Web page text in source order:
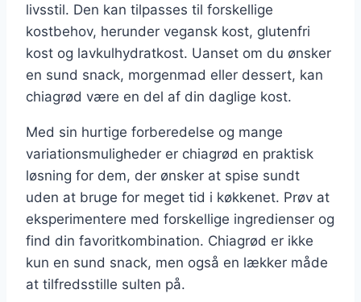
livsstil. Den kan tilpasses til forskellige
kostbehov, herunder vegansk kost, glutenfri
kost og lavkulhydratkost. Uanset om du ønsker
en sund snack, morgenmad eller dessert, kan
chiagrød være en del af din daglige kost.
Med sin hurtige forberedelse og mange
variationsmuligheder er chiagrød en praktisk
løsning for dem, der ønsker at spise sundt
uden at bruge for meget tid i køkkenet. Prøv at
eksperimentere med forskellige ingredienser og
find din favoritkombination. Chiagrød er ikke
kun en sund snack, men også en lækker måde
at tilfredsstille sulten på.